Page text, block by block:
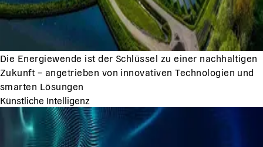
Die Energiewende ist der Schlüssel zu einer nachhaltigen
Zukunft – angetrieben von innovativen Technologien und
smarten Lösungen
Künstliche Intelligenz